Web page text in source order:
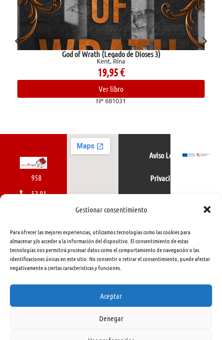
Gestionar consentimiento
Para ofrecer las mejores experiencias, utilizamos tecnologías como las cookies para
almacenar y/o acceder a la información del dispositivo. El consentimiento de estas
tecnologías nos permitirá procesar datos como el comportamiento de navegación o las
identificaciones únicas en este sitio. No consentir o retirar el consentimiento, puede afectar
negativamente a ciertas características y funciones.
Aceptar
Denegar
God of Wrath (Legado de Dioses 3)
Nº 681031
958
52 01
462
415
info@libreriapraga.com
Gracia,
Aviso Legal
Privacidad